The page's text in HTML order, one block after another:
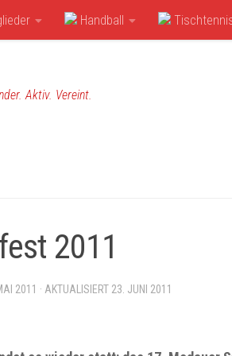
Handball
Aktiv. Vereint.
2011
2011 · AKTUALISIERT 23. JUNI 2011